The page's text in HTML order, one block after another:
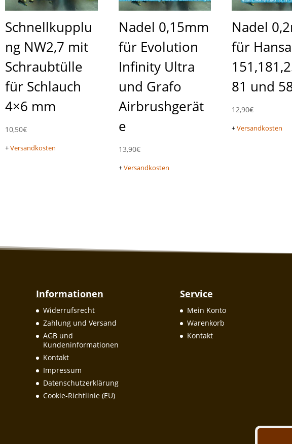
Schnellkupplu
ng NW2,7 mit
Schraubtülle
für Schlauch
4×6 mm
10,50€
+Versandkosten
Nadel 0,15mm
für Evolution
Infinity Ultra
und Grafo
Airbrushgerät
e
13,90€
+Versandkosten
Nadel
für Hansa
81 und
12,90€
+Versandkosten
Informationen
Widerrufsrecht
Zahlung und Versand
AGB und
Kundeninformationen
Kontakt
Impressum
Datenschutzerklärung
Cookie-Richtlinie (EU)
Service
Mein Konto
Warenkorb
Kontakt